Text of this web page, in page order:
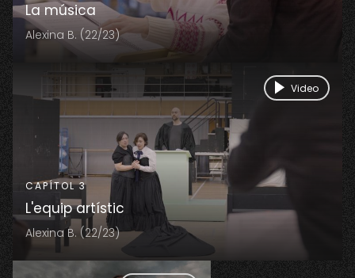
La música
Alexina B. (22/23)
CAPÍTOL 3
L'equip artístic
Alexina B. (22/23)
Video